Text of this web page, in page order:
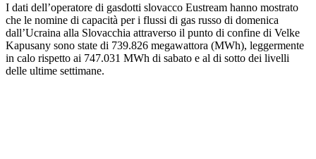
I dati dell’operatore di gasdotti slovacco Eustream hanno mostrato
che le nomine di capacità per i flussi di gas russo di domenica
dall’Ucraina alla Slovacchia attraverso il punto di confine di Velke
Kapusany sono state di 739.826 megawattora (MWh), leggermente
in calo rispetto ai 747.031 MWh di sabato e al di sotto dei livelli
delle ultime settimane.